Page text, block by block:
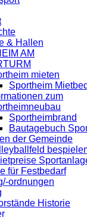
& Hallen
AM
mieten
Sportheim
zum
Sportheimbrand
Bautagebuch
der Gemeinde
für Festbedarf
ordnungen
Historie